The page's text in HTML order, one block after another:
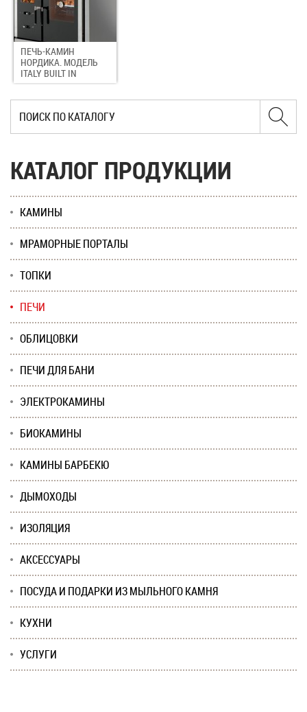
ПЕЧЬ-КАМИН
НОРДИКА. МОДЕЛЬ
ITALY BUILT IN
КАТАЛОГ ПРОДУКЦИИ
КАМИНЫ
МРАМОРНЫЕ ПОРТАЛЫ
ТОПКИ
ПЕЧИ
ОБЛИЦОВКИ
ПЕЧИ ДЛЯ БАНИ
ЭЛЕКТРОКАМИНЫ
БИОКАМИНЫ
КАМИНЫ БАРБЕКЮ
ДЫМОХОДЫ
ИЗОЛЯЦИЯ
АКСЕССУАРЫ
ПОСУДА И ПОДАРКИ ИЗ МЫЛЬНОГО КАМНЯ
КУХНИ
УСЛУГИ